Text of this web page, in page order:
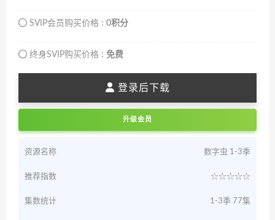
SVIP会员购买价格 : 0积分
终身SVIP购买价格 : 免费
登录后下载
升级会员
资源名称 数字虫 1-3季
推荐指数 ☆☆☆☆☆
集数统计 1-3季 77集